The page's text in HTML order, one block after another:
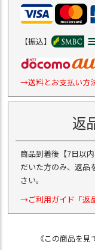
【振込】
→送料とお支払い方
返
商品到着後【7日以
だいた方のみ、返品
さい。
→ご利用ガイド「返
《この商品を